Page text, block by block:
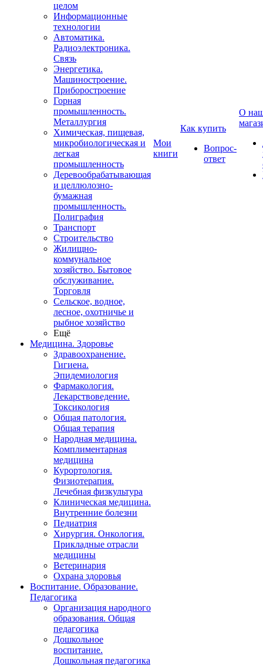
целом
Информационные
технологии
Автоматика.
Радиоэлектроника.
Связь
Энергетика.
Машиностроение.
Приборостроение
Горная
промышленность.
Металлургия
Химическая, пищевая,
микробиологическая и
легкая
промышленность
Деревообрабатывающая
и целлюлозно-
бумажная
промышленность.
Полиграфия
Транспорт
Строительство
Жилищно-
коммунальное
хозяйство. Бытовое
обслуживание.
Торговля
Сельское, водное,
лесное, охотничье и
рыбное хозяйство
Ещё
Медицина. Здоровье
Здравоохранение.
Гигиена.
Эпидемиология
Фармакология.
Лекарствоведение.
Токсикология
Общая патология.
Общая терапия
Народная медицина.
Комплиментарная
медицина
Курортология.
Физиотерапия.
Лечебная физкультура
Клиническая медицина.
Внутренние болезни
Педиатрия
Хирургия. Онкология.
Прикладные отрасли
медицины
Ветеринария
Охрана здоровья
Воспитание. Образование.
Педагогика
Организация народного
образования. Общая
педагогика
Дошкольное
воспитание.
Дошкольная педагогика
Мои
книги
Как купить
Вопрос-
ответ
О